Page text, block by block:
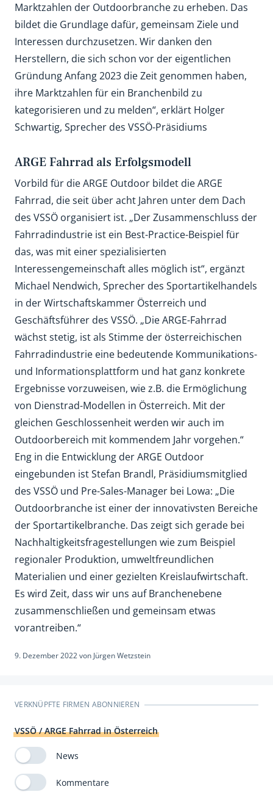
Marktzahlen der Outdoorbranche zu erheben. Das
bildet die Grundlage dafür, gemeinsam Ziele und
Interessen durchzusetzen. Wir danken den
Herstellern, die sich schon vor der eigentlichen
Gründung Anfang 2023 die Zeit genommen haben,
ihre Marktzahlen für ein Branchenbild zu
kategorisieren und zu melden“, erklärt Holger
Schwartig, Sprecher des VSSÖ-Präsidiums
ARGE Fahrrad als Erfolgsmodell
Vorbild für die ARGE Outdoor bildet die ARGE
Fahrrad, die seit über acht Jahren unter dem Dach
des VSSÖ organisiert ist. „Der Zusammenschluss der
Fahrradindustrie ist ein Best-Practice-Beispiel für
das, was mit einer spezialisierten
Interessengemeinschaft alles möglich ist“, ergänzt
Michael Nendwich, Sprecher des Sportartikelhandels
in der Wirtschaftskammer Österreich und
Geschäftsführer des VSSÖ. „Die ARGE-Fahrrad
wächst stetig, ist als Stimme der österreichischen
Fahrradindustrie eine bedeutende Kommunikations-
und Informationsplattform und hat ganz konkrete
Ergebnisse vorzuweisen, wie z.B. die Ermöglichung
von Dienstrad-Modellen in Österreich. Mit der
gleichen Geschlossenheit werden wir auch im
Outdoorbereich mit kommendem Jahr vorgehen.“
Eng in die Entwicklung der ARGE Outdoor
eingebunden ist Stefan Brandl, Präsidiumsmitglied
des VSSÖ und Pre-Sales-Manager bei Lowa: „Die
Outdoorbranche ist einer der innovativsten Bereiche
der Sportartikelbranche. Das zeigt sich gerade bei
Nachhaltigkeitsfragestellungen wie zum Beispiel
regionaler Produktion, umweltfreundlichen
Materialien und einer gezielten Kreislaufwirtschaft.
Es wird Zeit, dass wir uns auf Branchenebene
zusammenschließen und gemeinsam etwas
vorantreiben.“
9. Dezember 2022von Jürgen Wetzstein
VERKNÜPFTE FIRMEN ABONNIEREN
VSSÖ / ARGE Fahrrad in Österreich
News
Kommentare